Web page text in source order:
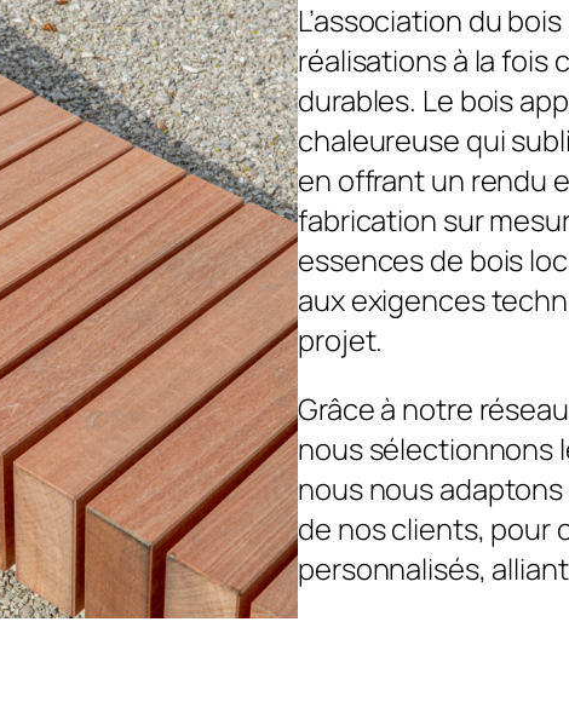
L’association du
réalisations à la fois
durables. Le bois
chaleureuse qui
en offrant un rendu
fabrication sur
essences de bois
aux exigences
projet.
Grâce à notre
nous sélectionnons
nous nous
de nos clients, pour
personnalisés,